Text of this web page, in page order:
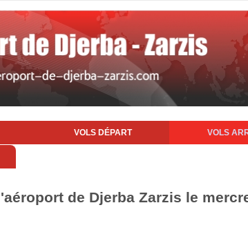
VOLS DÉPART VOLS
de Djerba Zarzis le